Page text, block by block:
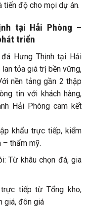
tiến độ cho mọi dự án.
tại Hải Phòng –
triển
Hưng Thịnh tại Hải
tỏa giá trị bền vững,
nền tảng gần 2 thập
tin với khách hàng,
Hải Phòng cam kết
khẩu trực tiếp, kiểm
– thẩm mỹ.
Từ khâu chọn đá, gia
trực tiếp từ Tổng kho,
giá, đôn giá